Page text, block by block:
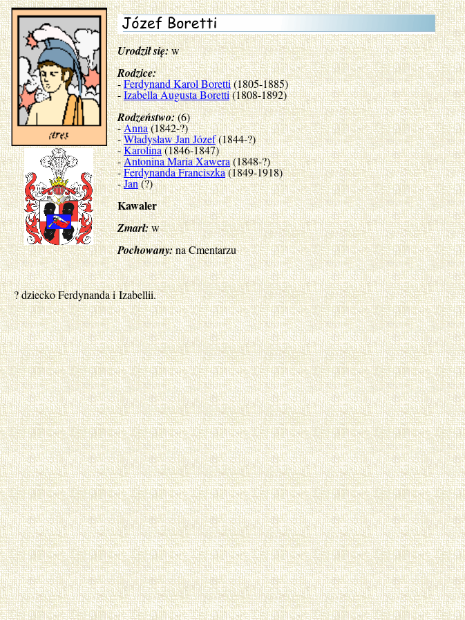
Urodził się:w
Rodzice:
-Ferdynand Karol Boretti(1805-1885)
-Izabella Augusta Boretti(1808-1892)
Rodzeństwo:(6)
-Anna(1842-?)
-Władysław Jan Józef(1844-?)
-Karolina(1846-1847)
-Antonina Maria Xawera(1848-?)
-Ferdynanda Franciszka(1849-1918)
-Jan(?)
Kawaler
Zmarł:w
Pochowany:na Cmentarzu
? dziecko Ferdynanda i Izabellii.